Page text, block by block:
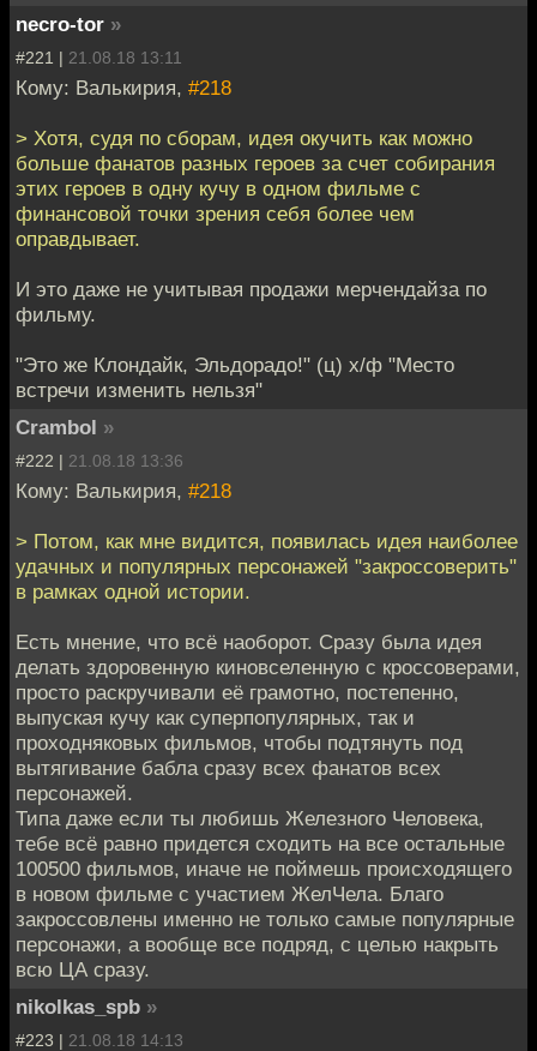
necro-tor »
#221 | 21.08.18 13:11
Кому: Валькирия, #218
> Хотя, судя по сборам, идея окучить как можно
больше фанатов разных героев за счет собирания
этих героев в одну кучу в одном фильме с
финансовой точки зрения себя более чем
оправдывает.
И это даже не учитывая продажи мерчендайза по
фильму.
"Это же Клондайк, Эльдорадо!" (ц) х/ф "Место
встречи изменить нельзя"
Crambol »
#222 | 21.08.18 13:36
Кому: Валькирия, #218
> Потом, как мне видится, появилась идея наиболее
удачных и популярных персонажей "закроссоверить"
в рамках одной истории.
Есть мнение, что всё наоборот. Сразу была идея
делать здоровенную киновселенную с кроссоверами,
просто раскручивали её грамотно, постепенно,
выпуская кучу как суперпопулярных, так и
проходняковых фильмов, чтобы подтянуть под
вытягивание бабла сразу всех фанатов всех
персонажей.
Типа даже если ты любишь Железного Человека,
тебе всё равно придется сходить на все остальные
100500 фильмов, иначе не поймешь происходящего
в новом фильме с участием ЖелЧела. Благо
закроссовлены именно не только самые популярные
персонажи, а вообще все подряд, с целью накрыть
всю ЦА сразу.
nikolkas_spb »
#223 | 21.08.18 14:13